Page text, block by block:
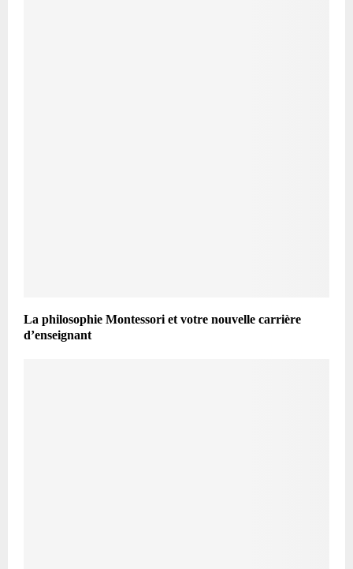
La philosophie Montessori et votre nouvelle carrière
d’enseignant